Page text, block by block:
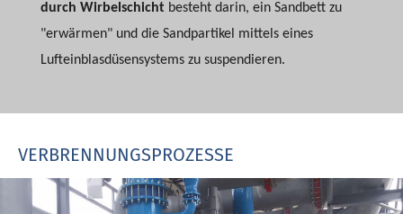
durch Wirbelschicht besteht darin, ein Sandbett zu
"erwärmen" und die Sandpartikel mittels eines
Lufteinblasdüsensystems zu suspendieren.
VERBRENNUNGSPROZESSE